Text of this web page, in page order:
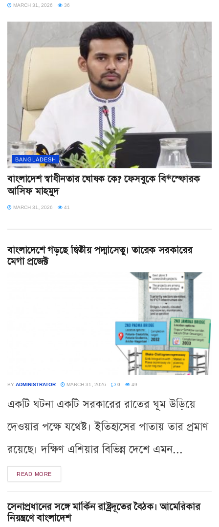
MARCH 31, 2026 36
BANGLADESH
বাংলাদেশ স্বাধীনতার ঘোষক কে? ফেসবুকে বি*স্ফোরক
আসিফ মাহমুদ
MARCH 31, 2026 41
বাংলাদেশে গড়ছে দ্বিতীয় পদ্মাসেতু। তারেক সরকারের
মেগা প্রজেক্ট
BY ADMINISTRATOR MARCH 31, 2026 0 49
একটি ঘটনা একটি সরকারের রাতের ঘূম উড়িয়ে
দেওয়ার পক্ষে যথেষ্ট। ইতিহাসের পাতায় তার প্রমাণ
রয়েছে। দক্ষিণ এশিয়ার বিভিন্ন দেশে এমন...
READ MORE
সেনাপ্রধানের সঙ্গে মার্কিন রাষ্ট্রদূতের বৈঠক। আমেরিকার
নিয়ন্ত্রণে বাংলাদেশ